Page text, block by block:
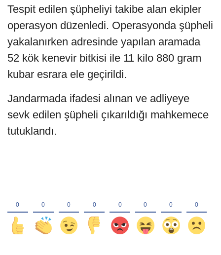
Tespit edilen şüpheliyi takibe alan ekipler
operasyon düzenledi. Operasyonda şüpheli
yakalanırken adresinde yapılan aramada
52 kök kenevir bitkisi ile 11 kilo 880 gram
kubar esrara ele geçirildi.
Jandarmada ifadesi alınan ve adliyeye
sevk edilen şüpheli çıkarıldığı mahkemece
tutuklandı.